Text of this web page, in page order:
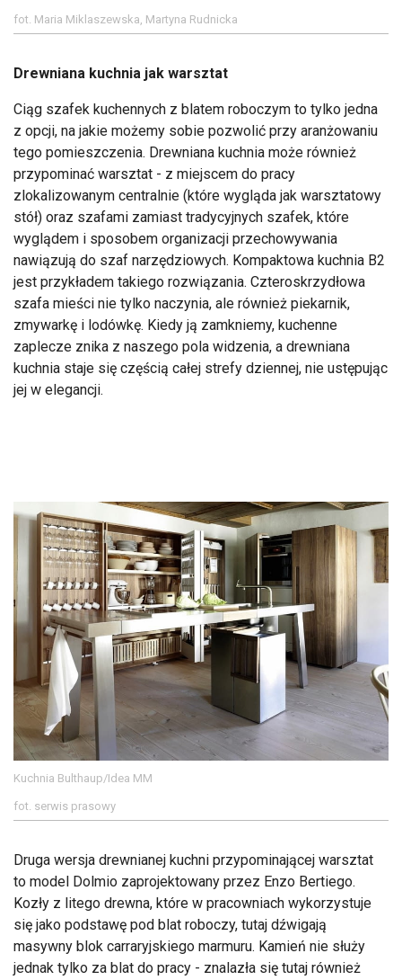
fot. Maria Miklaszewska, Martyna Rudnicka
Drewniana kuchnia jak warsztat
Ciąg szafek kuchennych z blatem roboczym to tylko jedna
z opcji, na jakie możemy sobie pozwolić przy aranżowaniu
tego pomieszczenia. Drewniana kuchnia może również
przypominać warsztat - z miejscem do pracy
zlokalizowanym centralnie (które wygląda jak warsztatowy
stół) oraz szafami zamiast tradycyjnych szafek, które
wyglądem i sposobem organizacji przechowywania
nawiązują do szaf narzędziowych. Kompaktowa kuchnia B2
jest przykładem takiego rozwiązania. Czteroskrzydłowa
szafa mieści nie tylko naczynia, ale również piekarnik,
zmywarkę i lodówkę. Kiedy ją zamkniemy, kuchenne
zaplecze znika z naszego pola widzenia, a drewniana
kuchnia staje się częścią całej strefy dziennej, nie ustępując
jej w elegancji.
Kuchnia Bulthaup/Idea MM
fot. serwis prasowy
Druga wersja drewnianej kuchni przypominającej warsztat
to model Dolmio zaprojektowany przez Enzo Bertiego.
Kozły z litego drewna, które w pracowniach wykorzystuje
się jako podstawę pod blat roboczy, tutaj dźwigają
masywny blok carraryjskiego marmuru. Kamień nie służy
jednak tylko za blat do pracy - znalazła się tutaj również